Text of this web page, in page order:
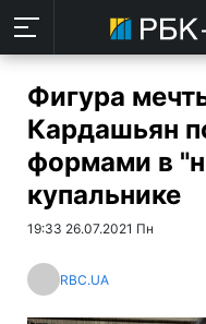
Фигура
Кардашьян
формами в
купальнике
19:33 26.07.2021 Пн
RBC.UA